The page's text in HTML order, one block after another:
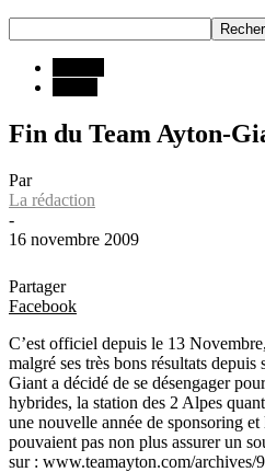
Fin du Team Ayton-
Par
La rédaction
-
16 novembre 2009
Partager
Facebook
C’est officiel depuis le 13
malgré ses très bons résultats
Giant a décidé de se désengager
hybrides, la station des 2 Alpes
une nouvelle année de sponsoring
pouvaient pas non plus assurer un
sur : www.teamayton.com/archives/